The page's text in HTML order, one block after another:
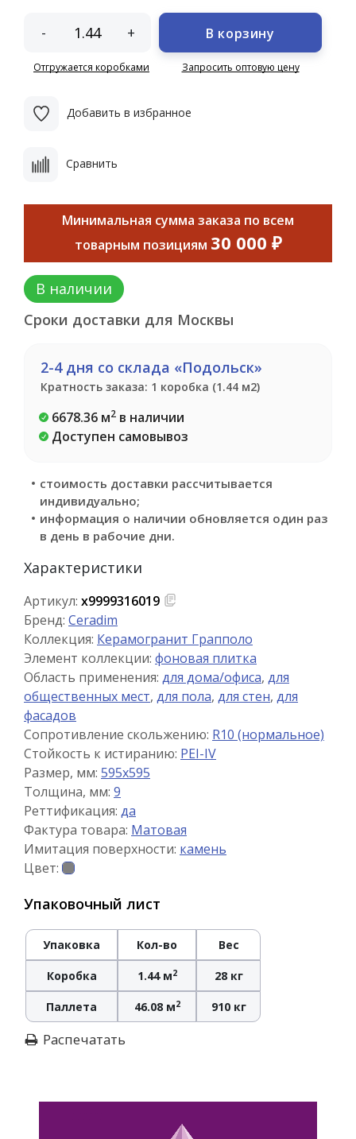
- +
Отгружается коробками
В корзину
Запросить оптовую цену
Добавить в избранное
Сравнить
Минимальная сумма заказа по всем
товарным позициям 30 000 ₽
В наличии
Сроки доставки для Москвы
2-4 дня со склада «Подольск»
Кратность заказа: 1 коробка (1.44 м2)
6678.36 м2 в наличии
Доступен самовывоз
стоимость доставки рассчитывается
индивидуально;
информация о наличии обновляется один раз
в день в рабочие дни.
Характеристики
Артикул: х9999316019
Бренд: Ceradim
Коллекция: Керамогранит Грапполо
Элемент коллекции: фоновая плитка
Область применения: для дома/офиса, для
общественных мест, для пола, для стен, для
фасадов
Сопротивление скольжению: R10 (нормальное)
Стойкость к истиранию: PEI-IV
Размер, мм: 595x595
Толщина, мм: 9
Реттификация: да
Фактура товара: Матовая
Имитация поверхности: камень
Цвет:
Упаковочный лист
Упаковка Кол-во Вес
Коробка 1.44 м2 28 кг
Паллета 46.08 м2 910 кг
Распечатать